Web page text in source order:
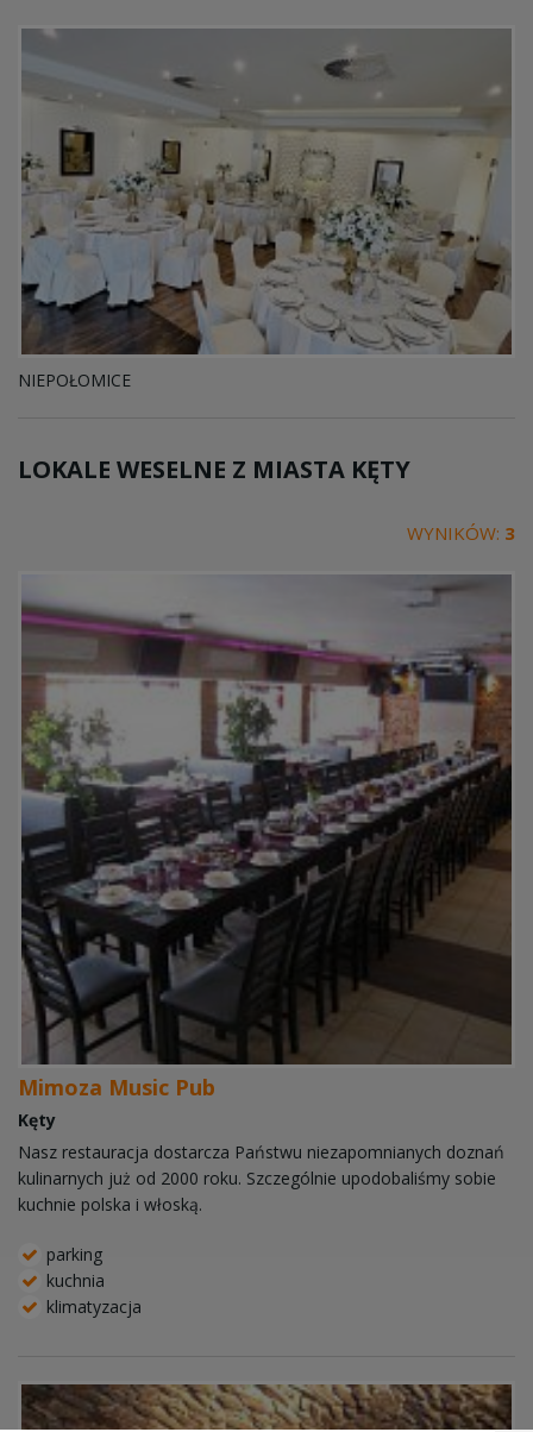
NIEPOŁOMICE
LOKALE WESELNE Z MIASTA KĘTY
WYNIKÓW: 3
Mimoza Music Pub
Kęty
Nasz restauracja dostarcza Państwu niezapomnianych doznań
kulinarnych już od 2000 roku. Szczególnie upodobaliśmy sobie
kuchnie polska i włoską.
parking
kuchnia
klimatyzacja